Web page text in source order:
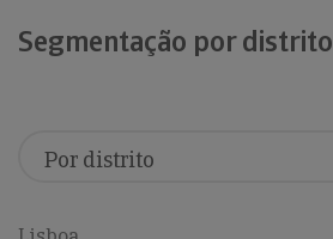
Segmentação por distrito